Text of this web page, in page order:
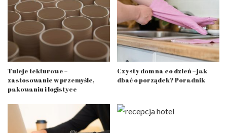
Tuleje tekturowe –
zastosowanie w przemyśle,
pakowaniu i logistyce
Czysty dom na co dzień – jak
dbać o porządek? Poradnik